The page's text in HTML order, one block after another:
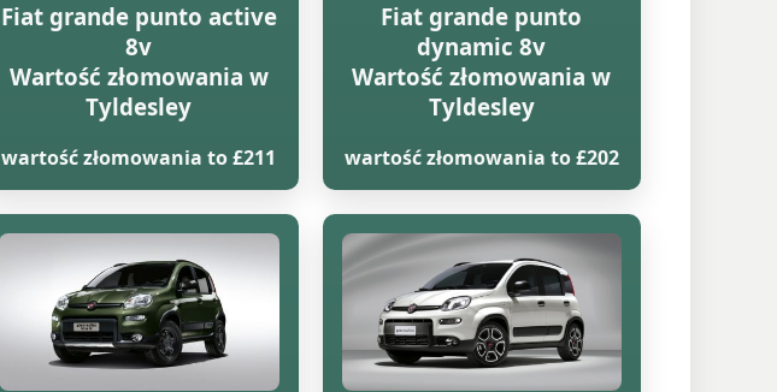
Fiat grande punto active
8v
Wartość złomowania w
Tyldesley
wartość złomowania to £211
Fiat grande punto
dynamic 8v
Wartość złomowania w
Tyldesley
wartość złomowania to £202